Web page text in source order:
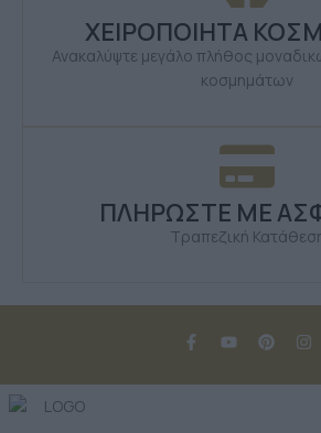
ΧΕΙΡΟΠΟΙΗΤΑ
Ανακαλύψτε μεγάλο πλήθος
κοσμημάτων
ΠΛΗΡΩΣΤΕ ΜΕ
Τραπεζική